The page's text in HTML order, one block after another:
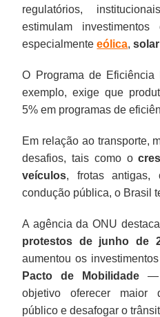
regulatórios,
estimulam
especialmenteeólica,solar
O Programa de Eficiência
exemplo, exige que
5% em programas de
Em relação ao transporte,
desafios, tais como o
veículos, frotas antigas,
condução pública, o Brasil
A agência da ONU
protestos de junho de
aumentou os
Pacto de Mobilidade—
objetivo oferecer maior
público e desafogar o